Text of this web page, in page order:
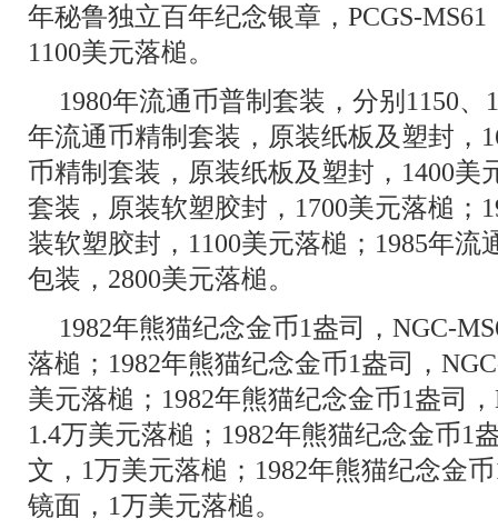
年秘鲁独立百年纪念银章，PCGS-
1100美元落槌。
1980年流通币普制套装，分别1150、
年流通币精制套装，原装纸板及塑封，
币精制套装，原装纸板及塑封，1400美
套装，原装软塑胶封，1700美元落槌；
装软塑胶封，1100美元落槌；1985年
包装，2800美元落槌。
1982年熊猫纪念金币1盎司，NGC-
落槌；1982年熊猫纪念金币1盎司，
美元落槌；1982年熊猫纪念金币1盎司
1.4万美元落槌；1982年熊猫纪念金币1
文，1万美元落槌；1982年熊猫纪念金
镜面，1万美元落槌。